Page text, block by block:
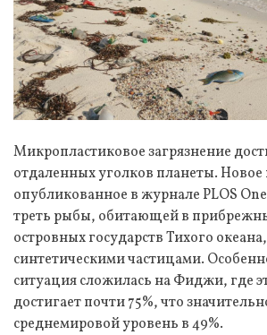
Микропластиковое загрязнение
отдаленных уголков планеты. Новое
опубликованное в журнале PLOS
треть рыбы, обитающей в
островных государств Тихого
синтетическими частицами.
ситуация сложилась на Фиджи, где
достигает почти 75%, что
среднемировой уровень в 49%.